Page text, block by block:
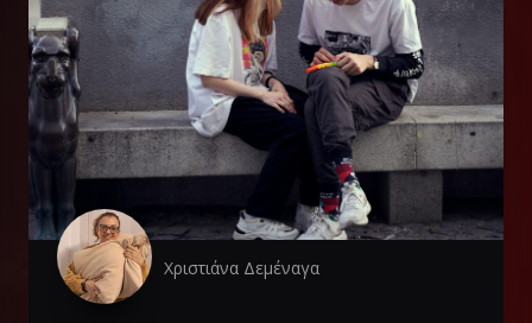
Χριστιάνα Δεμέναγα